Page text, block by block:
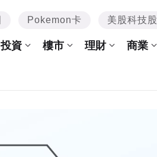
Pokemon卡 美股科技股
投資 樓市 理財 商業